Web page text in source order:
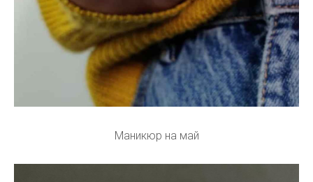
Маникюр на май